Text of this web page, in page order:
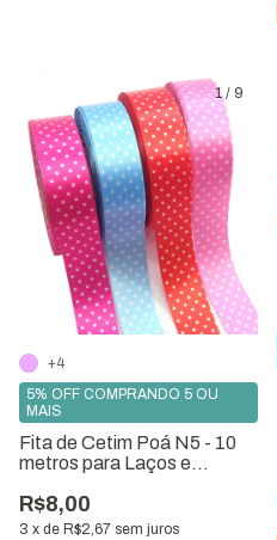
1/ 9
Fita de Cetim Poá N5 - 10
metros para Laços e
R$8,00
3 x de R$2,67 sem juros
5% OFF COMPRANDO 5 OU
MAIS
+4